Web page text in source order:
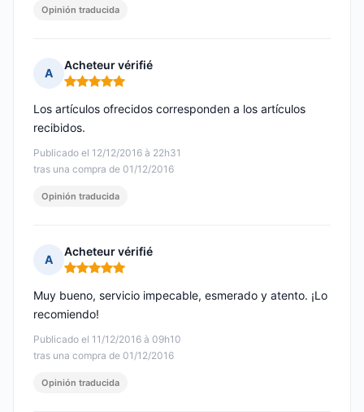
Opinión traducida
A
Acheteur vérifié
Nota: 5 de 5
Publicado el 12/12/2016 à 22h31
tras una compra de 01/12/2016
Los artículos ofrecidos corresponden a los artículos
recibidos.
Opinión traducida
A
Acheteur vérifié
Nota: 5 de 5
Publicado el 11/12/2016 à 09h10
tras una compra de 01/12/2016
Muy bueno, servicio impecable, esmerado y atento. ¡Lo
recomiendo!
Opinión traducida